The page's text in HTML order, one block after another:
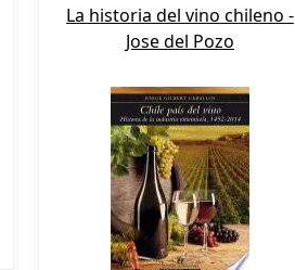
La historia del vino chileno -
Jose del Pozo